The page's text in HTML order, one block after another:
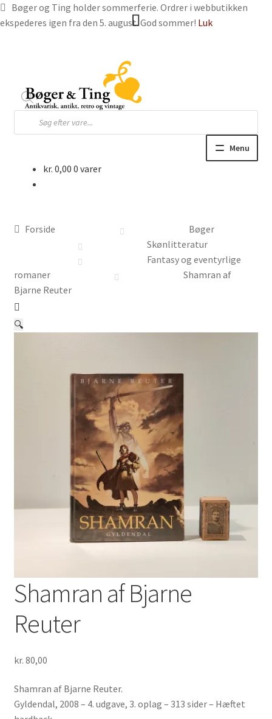
Bøger og Ting holder sommerferie. Ordrer i webbutikken
ekspederes igen fra den 5. august. God sommer! Luk
navigation
indhold
Products
search
Menu
Børnebøger
Ting
kr. 0,00 0 varer
Forside
Bøger
Skønlitteratur
Fantasy og eventyrlige
romaner
Shamran af
Bjarne Reuter
🔍
Shamran af Bjarne
Reuter
kr. 80,00
Shamran af Bjarne Reuter.
Gyldendal, 2008 – 4. udgave, 3. oplag – 313 sider – Hæftet